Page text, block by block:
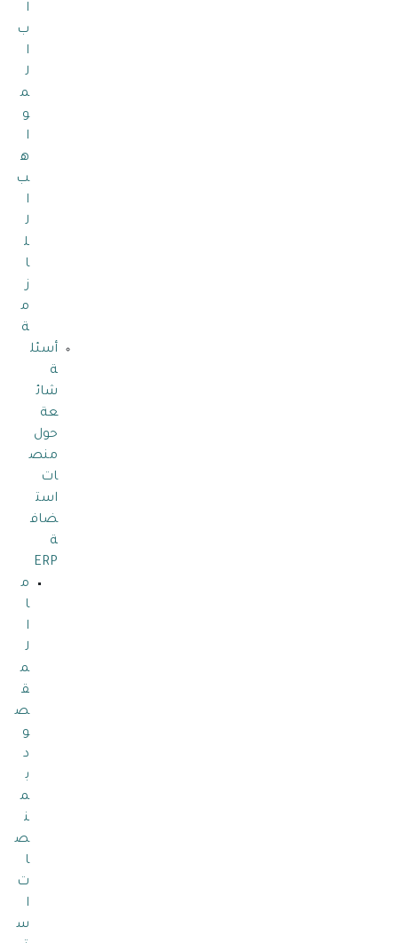
ا
ب
ا
ل
م
و
ا
ه
ب
ا
ل
ل
ا
ز
م
ة
أسئل
ة
شائ
عة
حول
منص
ات
است
ضاف
ة
ERP
م
ا
ا
ل
م
ق
ص
و
د
ب
م
ن
ص
ا
ت
ا
س